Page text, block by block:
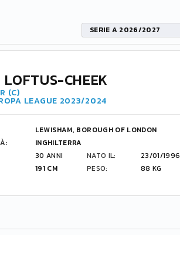
SERIE A 2026/2027
LOFTUS-CHEEK
(C)
LEAGUE 2023/2024
LEWISHAM, BOROUGH OF LONDON
INGHILTERRA
30 ANNI
NATO IL:
23/01/1996
191 CM
PESO: 88 KG